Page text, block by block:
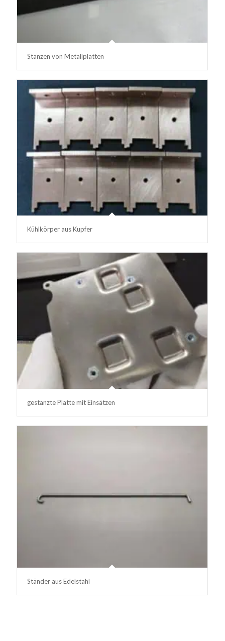
Stanzen von Metallplatten
Kühlkörper aus Kupfer
gestanzte Platte mit Einsätzen
Ständer aus Edelstahl